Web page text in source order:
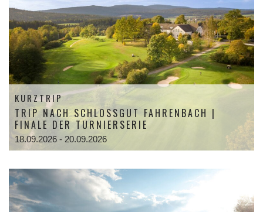
KURZTRIP
TRIP NACH SCHLOSSGUT FAHRENBACH |
FINALE DER TURNIERSERIE
18.09.2026 - 20.09.2026